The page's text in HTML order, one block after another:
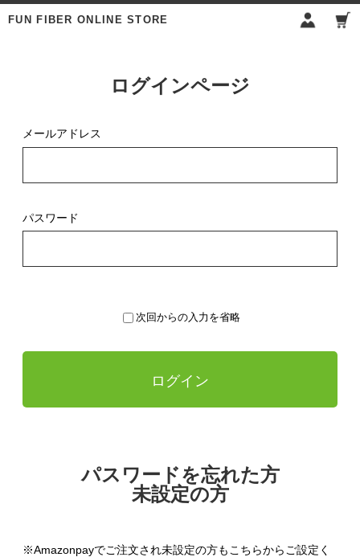
FUN FIBER ONLINE STORE
ログインページ
メールアドレス
パスワード
次回からの入力を省略
ログイン
パスワードを忘れた方
未設定の方
※Amazonpayでご注文され未設定の方もこちらからご設定く